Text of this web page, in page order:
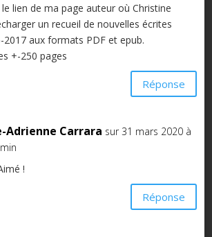
le lien de ma page auteur où Christine
un recueil de nouvelles écrites
2017 aux formats PDF et epub.
+-250 pages
Réponse
Adrienne Carrara sur 31 mars 2020 à
!
Réponse